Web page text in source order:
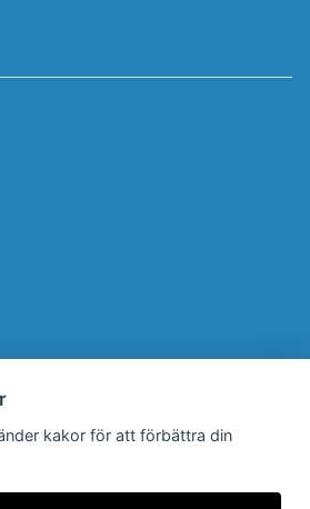
kakor för att förbättra din